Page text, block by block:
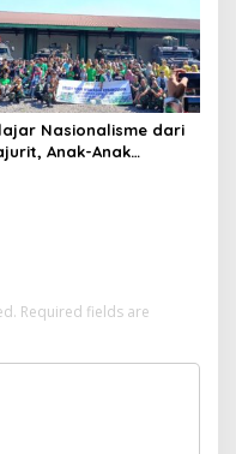
Nasionalisme dari
Anak-Anak
Required fields are